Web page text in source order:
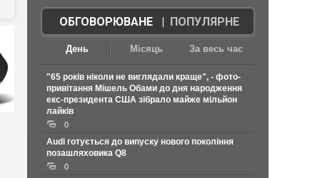
ОБГОВОРЮВАНЕ| ПОПУЛЯРНЕ
День Місяць За весь час
"65 років ніколи не виглядали краще", - фото-
привітання Мішель Обами до дня народження
екс-президента США зібрало майже мільйон
лайків
0
Audi готується до випуску нового покоління
позашляховика Q8
0